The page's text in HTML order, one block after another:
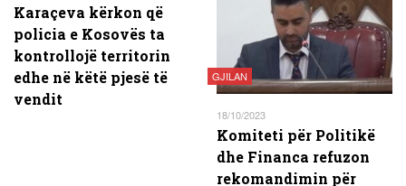
Karaçeva kërkon që
policia e Kosovës ta
kontrollojë territorin
edhe në këtë pjesë të
vendit
GJILAN
18/10/2023
Komiteti për Politikë
dhe Financa refuzon
rekomandimin për